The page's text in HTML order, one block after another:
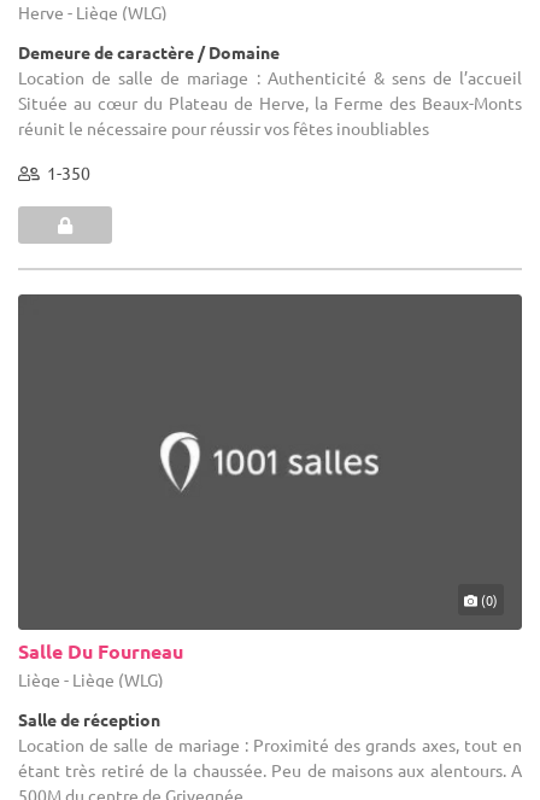
Herve - Liège (WLG)
Demeure de caractère / Domaine
Location de salle de mariage : Authenticité & sens de l’accueil
Située au cœur du Plateau de Herve, la Ferme des Beaux-Monts
réunit le nécessaire pour réussir vos fêtes inoubliables
1-350
(0)
Salle Du Fourneau
Liège - Liège (WLG)
Salle de réception
Location de salle de mariage : Proximité des grands axes, tout en
étant très retiré de la chaussée. Peu de maisons aux alentours. A